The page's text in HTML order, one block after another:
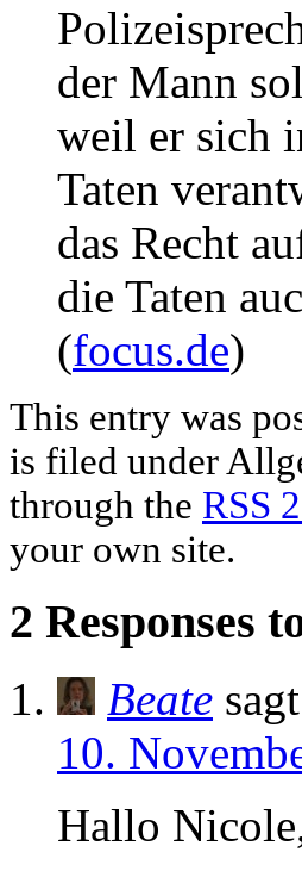
der Mann
weil er sich
Taten
das Recht
die Taten
(focus.de)
This entry was
is filed under
through the RSS
your own site.
2 Responses
Beate
10.
Hallo